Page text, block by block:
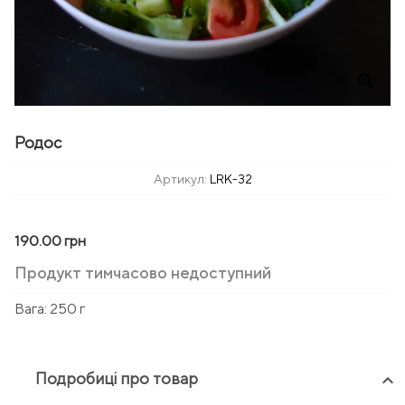
Родос
Артикул: LRK-32
190.00 грн
Продукт тимчасово недоступний
Вага: 250 г
Подробиці про товар keyboard_arrow_up